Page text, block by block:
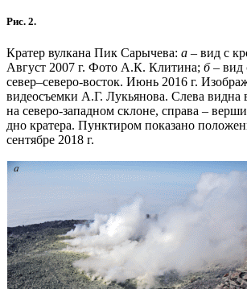
Рис. 2.
Кратер вулкана Пик Сарычева: а – вид с
Август 2007 г. Фото А.К. Клитина; б– вид
север–северо-восток. Июнь 2016 г.
видеосъемки А.Г. Лукьянова. Слева
на северо-западном склоне, справа –
дно кратера. Пунктиром показано
сентябре 2018 г.